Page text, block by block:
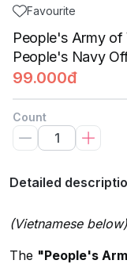
Favourite
People's Army of
People's Navy
99.000đ
Count
Detailed
(Vietnamese below)
The "People's